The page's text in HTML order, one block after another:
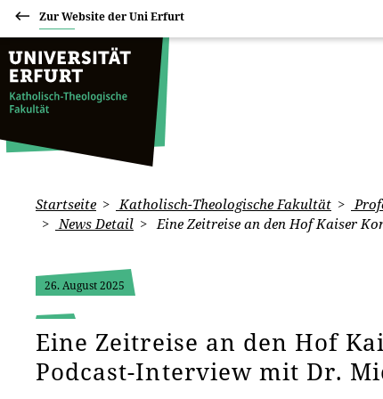
Zur Website der Uni Erfurt
Startseite Katholisch-Theologische Fakultät
News Detail
Eine Zeitreise an den Hof Kaiser
26. August 2025
Eine Zeitreise an den Hof
Podcast-Interview mit Dr.